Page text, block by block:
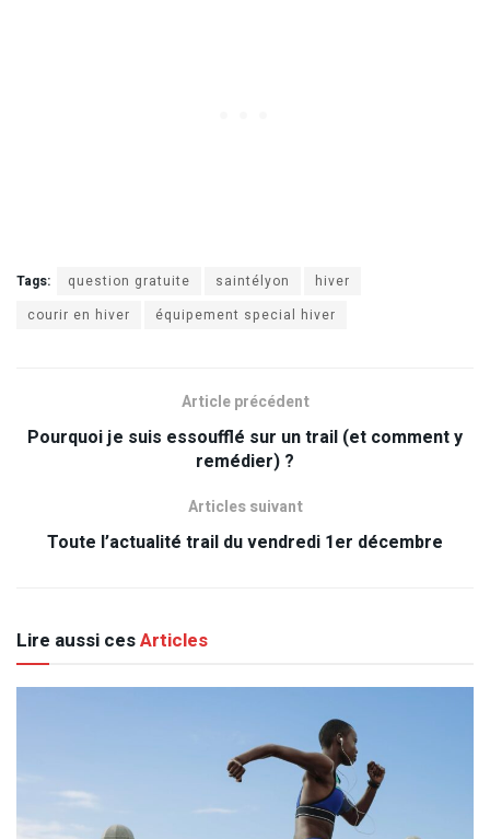
Tags: question gratuite saintélyon
hiver
courir en hiver
équipement special hiver
Article précédent
Pourquoi je suis essoufflé sur un trail (et comment y
remédier) ?
Articles suivant
Toute l’actualité trail du vendredi 1er décembre
Lire aussi cesArticles